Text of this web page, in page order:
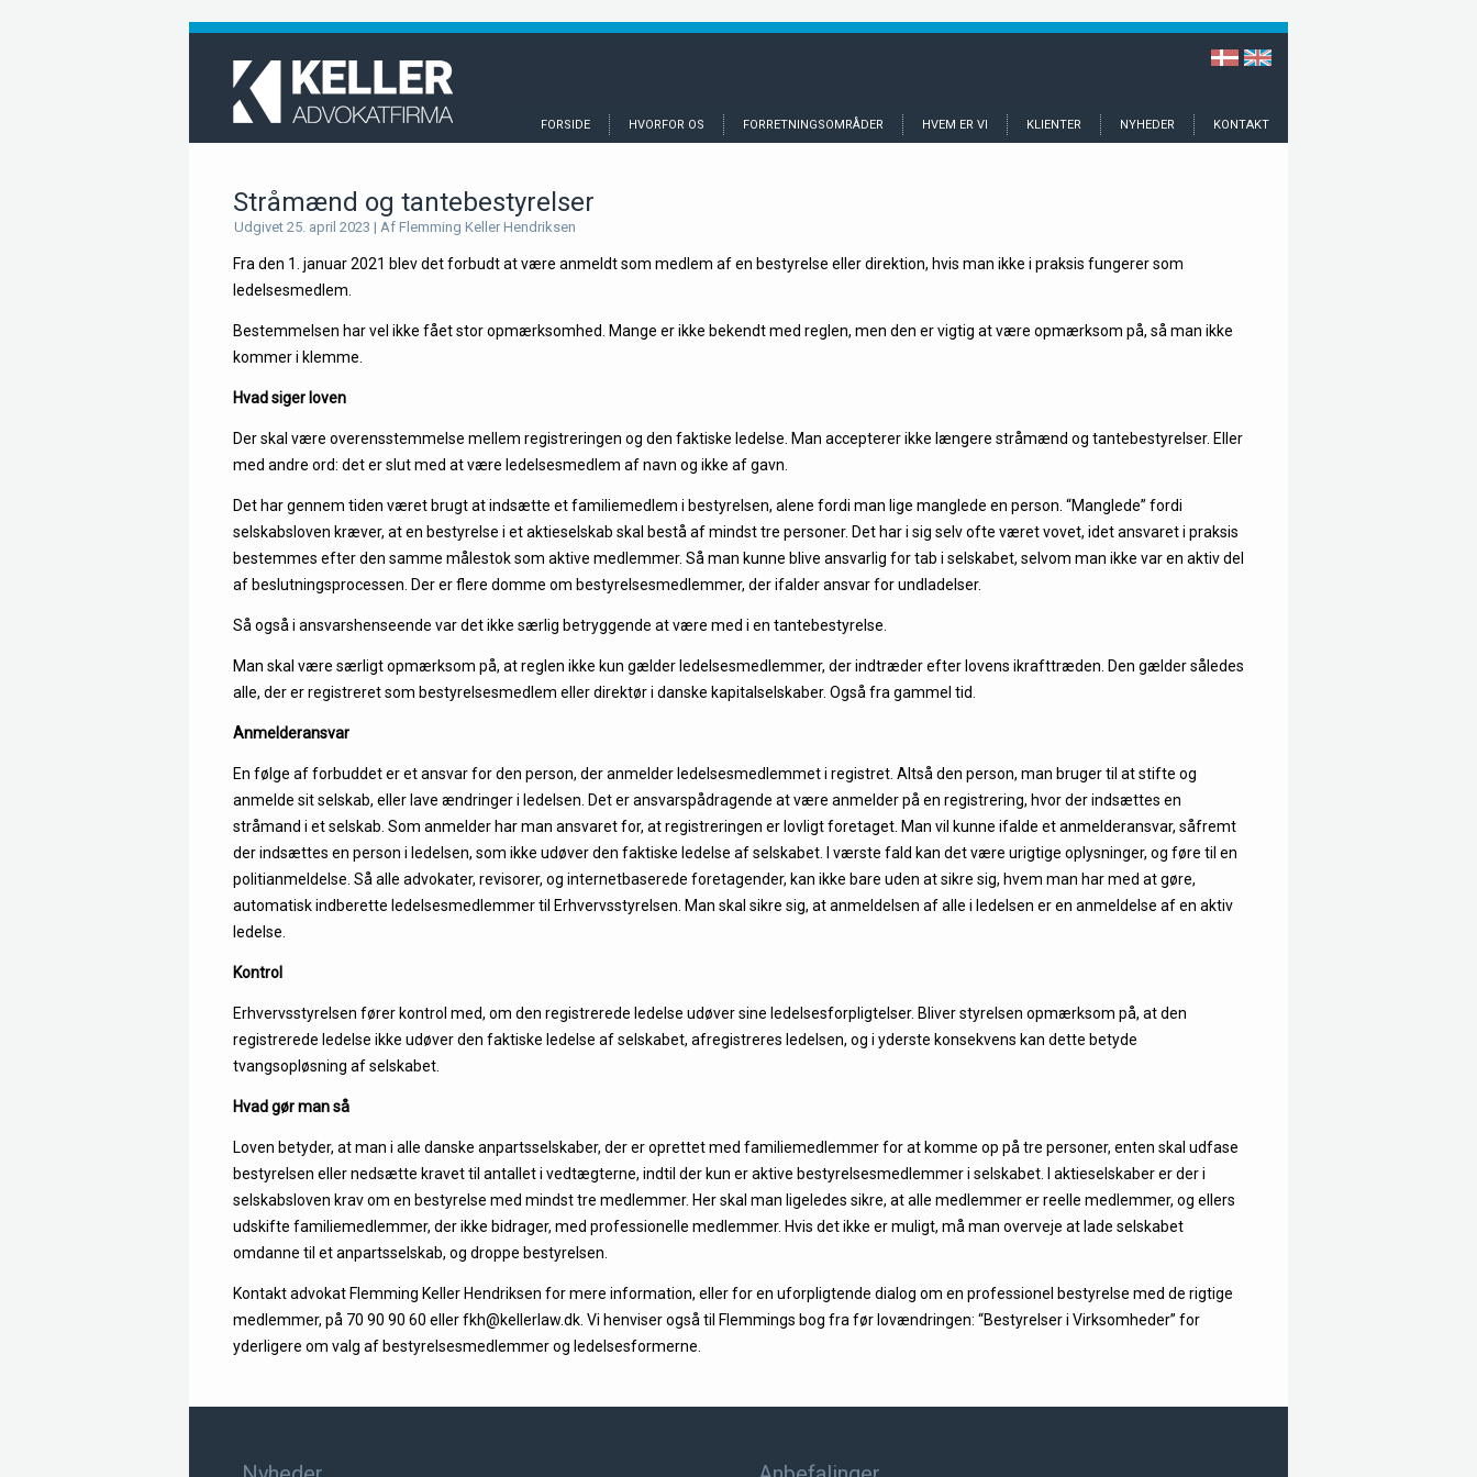
FORSIDE HVORFOR OS FORRETNINGSOMRÅDER HVEM ER VI KLIENTER NYHEDER KONTAKT
Stråmænd og tantebestyrelser
Udgivet 25. april 2023 | Af Flemming Keller Hendriksen
Fra den 1. januar 2021 blev det forbudt at være anmeldt som medlem af en bestyrelse eller direktion, hvis man ikke i praksis fungerer som
ledelsesmedlem.
Bestemmelsen har vel ikke fået stor opmærksomhed. Mange er ikke bekendt med reglen, men den er vigtig at være opmærksom på, så man ikke
kommer i klemme.
Hvad siger loven
Der skal være overensstemmelse mellem registreringen og den faktiske ledelse. Man accepterer ikke længere stråmænd og tantebestyrelser. Eller
med andre ord: det er slut med at være ledelsesmedlem af navn og ikke af gavn.
Det har gennem tiden været brugt at indsætte et familiemedlem i bestyrelsen, alene fordi man lige manglede en person. “Manglede” fordi
selskabsloven kræver, at en bestyrelse i et aktieselskab skal bestå af mindst tre personer. Det har i sig selv ofte været vovet, idet ansvaret i praksis
bestemmes efter den samme målestok som aktive medlemmer. Så man kunne blive ansvarlig for tab i selskabet, selvom man ikke var en aktiv del
af beslutningsprocessen. Der er flere domme om bestyrelsesmedlemmer, der ifalder ansvar for undladelser.
Så også i ansvarshenseende var det ikke særlig betryggende at være med i en tantebestyrelse.
Man skal være særligt opmærksom på, at reglen ikke kun gælder ledelsesmedlemmer, der indtræder efter lovens ikrafttræden. Den gælder således
alle, der er registreret som bestyrelsesmedlem eller direktør i danske kapitalselskaber. Også fra gammel tid.
Anmelderansvar
En følge af forbuddet er et ansvar for den person, der anmelder ledelsesmedlemmet i registret. Altså den person, man bruger til at stifte og
anmelde sit selskab, eller lave ændringer i ledelsen. Det er ansvarspådragende at være anmelder på en registrering, hvor der indsættes en
stråmand i et selskab. Som anmelder har man ansvaret for, at registreringen er lovligt foretaget. Man vil kunne ifalde et anmelderansvar, såfremt
der indsættes en person i ledelsen, som ikke udøver den faktiske ledelse af selskabet. I værste fald kan det være urigtige oplysninger, og føre til en
politianmeldelse. Så alle advokater, revisorer, og internetbaserede foretagender, kan ikke bare uden at sikre sig, hvem man har med at gøre,
automatisk indberette ledelsesmedlemmer til Erhvervsstyrelsen. Man skal sikre sig, at anmeldelsen af alle i ledelsen er en anmeldelse af en aktiv
ledelse.
Kontrol
Erhvervsstyrelsen fører kontrol med, om den registrerede ledelse udøver sine ledelsesforpligtelser. Bliver styrelsen opmærksom på, at den
registrerede ledelse ikke udøver den faktiske ledelse af selskabet, afregistreres ledelsen, og i yderste konsekvens kan dette betyde
tvangsopløsning af selskabet.
Hvad gør man så
Loven betyder, at man i alle danske anpartsselskaber, der er oprettet med familiemedlemmer for at komme op på tre personer, enten skal udfase
bestyrelsen eller nedsætte kravet til antallet i vedtægterne, indtil der kun er aktive bestyrelsesmedlemmer i selskabet. I aktieselskaber er der i
selskabsloven krav om en bestyrelse med mindst tre medlemmer. Her skal man ligeledes sikre, at alle medlemmer er reelle medlemmer, og ellers
udskifte familiemedlemmer, der ikke bidrager, med professionelle medlemmer. Hvis det ikke er muligt, må man overveje at lade selskabet
omdanne til et anpartsselskab, og droppe bestyrelsen.
Kontakt advokat Flemming Keller Hendriksen for mere information, eller for en uforpligtende dialog om en professionel bestyrelse med de rigtige
medlemmer, på 70 90 90 60 eller fkh@kellerlaw.dk. Vi henviser også til Flemmings bog fra før lovændringen: “Bestyrelser i Virksomheder” for
yderligere om valg af bestyrelsesmedlemmer og ledelsesformerne.